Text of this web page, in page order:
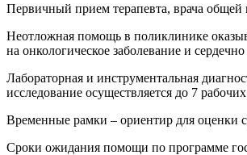
Первичный прием терапевта, врача общей
Неотложная помощь в поликлинике
на онкологическое заболевание и
Лабораторная и инструментальная
исследование осуществляется до 7
Временные рамки – ориентир для оценки
Сроки ожидания помощи по программе